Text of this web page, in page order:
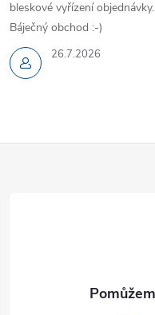
26.7.2026
bleskové vyřízení objednávky.
Báječný obchod :-)